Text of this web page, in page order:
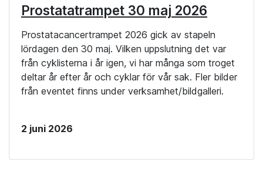
Prostatatrampet 30 maj 2026
Prostatacancertrampet 2026 gick av stapeln
lördagen den 30 maj. Vilken uppslutning det var
från cyklisterna i år igen, vi har många som troget
deltar år efter år och cyklar för vår sak. Fler bilder
från eventet finns under verksamhet/bildgalleri.
2 juni 2026